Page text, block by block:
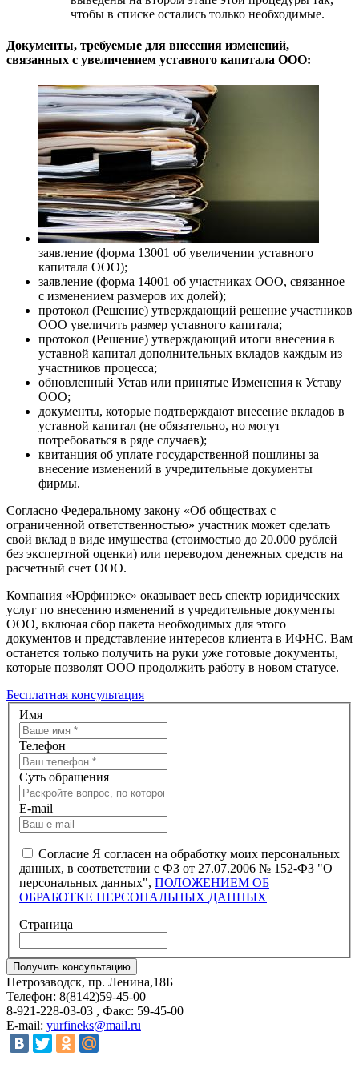
чтобы в списке остались только необходимые.
Документы, требуемые для внесения изменений,
связанных с увеличением уставного капитала ООО:
заявление (форма 13001 об увеличении уставного
капитала ООО);
заявление (форма 14001 об участниках ООО, связанное
с изменением размеров их долей);
протокол (Решение) утверждающий решение участников
ООО увеличить размер уставного капитала;
протокол (Решение) утверждающий итоги внесения в
уставной капитал дополнительных вкладов каждым из
участников процесса;
обновленный Устав или принятые Изменения к Уставу
ООО;
документы, которые подтверждают внесение вкладов в
уставной капитал (не обязательно, но могут
потребоваться в ряде случаев);
квитанция об уплате государственной пошлины за
внесение изменений в учредительные документы
фирмы.
Согласно Федеральному закону «Об обществах с
ограниченной ответственностью» участник может сделать
свой вклад в виде имущества (стоимостью до 20.000 рублей
без экспертной оценки) или переводом денежных средств на
расчетный счет ООО.
Компания «Юрфинэкс» оказывает весь спектр юридических
услуг по внесению изменений в учредительные документы
ООО, включая сбор пакета необходимых для этого
документов и представление интересов клиента в ИФНС. Вам
останется только получить на руки уже готовые документы,
которые позволят ООО продолжить работу в новом статусе.
Бесплатная консультация
Имя
Телефон
Суть обращения
E-mail
Согласие Я согласен на обработку моих персональных
данных, в соответствии с ФЗ от 27.07.2006 № 152-ФЗ "О
персональных данных", ПОЛОЖЕНИЕМ ОБ
ОБРАБОТКЕ ПЕРСОНАЛЬНЫХ ДАННЫХ
Страница
Петрозаводск, пр. Ленина,18Б
Телефон: 8(8142)59-45-00
8-921-228-03-03 , Факс: 59-45-00
E-mail: yurfineks@mail.ru